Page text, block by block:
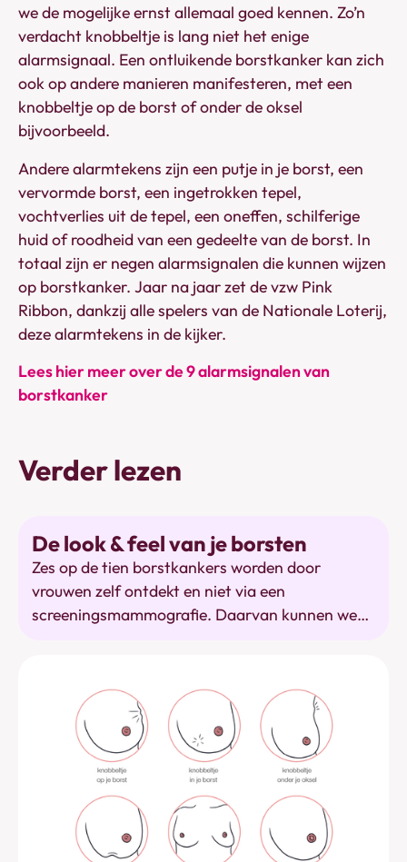
we de mogelijke ernst allemaal goed kennen. Zo’n
verdacht knobbeltje is lang niet het enige
alarmsignaal. Een ontluikende borstkanker kan zich
ook op andere manieren manifesteren, met een
knobbeltje op de borst of onder de oksel
bijvoorbeeld.
Andere alarmtekens zijn een putje in je borst, een
vervormde borst, een ingetrokken tepel,
vochtverlies uit de tepel, een oneffen, schilferige
huid of roodheid van een gedeelte van de borst. In
totaal zijn er negen alarmsignalen die kunnen wijzen
op borstkanker. Jaar na jaar zet de vzw Pink
Ribbon, dankzij alle spelers van de Nationale Loterij,
deze alarmtekens in de kijker.
Lees hier meer over de 9 alarmsignalen van
borstkanker
Verder lezen
De look & feel van je borsten
Zes op de tien borstkankers worden door
vrouwen zelf ontdekt en niet via een
screeningsmammografie. Daarvan kunnen we